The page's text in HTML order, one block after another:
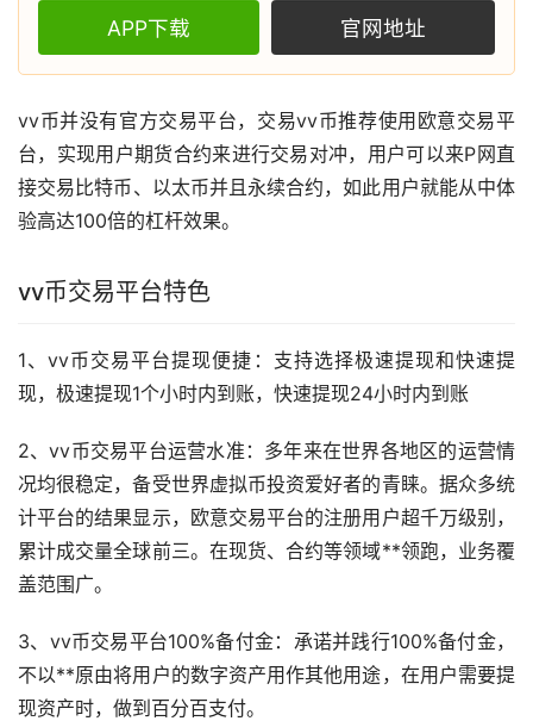
APP下载 官网地址
vv币并没有官方交易平台，交易vv币推荐使用欧意交易平
台，实现用户期货合约来进行交易对冲，用户可以来P网直
接交易比特币、以太币并且永续合约，如此用户就能从中体
验高达100倍的杠杆效果。
vv币交易平台特色
1、vv币交易平台提现便捷：支持选择极速提现和快速提
现，极速提现1个小时内到账，快速提现24小时内到账
2、vv币交易平台运营水准：多年来在世界各地区的运营情
况均很稳定，备受世界虚拟币投资爱好者的青睐。据众多统
计平台的结果显示，欧意交易平台的注册用户超千万级别，
累计成交量全球前三。在现货、合约等领域**领跑，业务覆
盖范围广。
3、vv币交易平台100%备付金：承诺并践行100%备付金，
不以**原由将用户的数字资产用作其他用途，在用户需要提
现资产时，做到百分百支付。